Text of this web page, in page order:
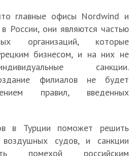
главные офисы Nordwind и
России, они являются частью
организаций, которые
бизнесом, и на них не
санкции.
филиалов не будет
правил, введенных
в Турции поможет решить
воздушных судов, и санкции
помехой российским